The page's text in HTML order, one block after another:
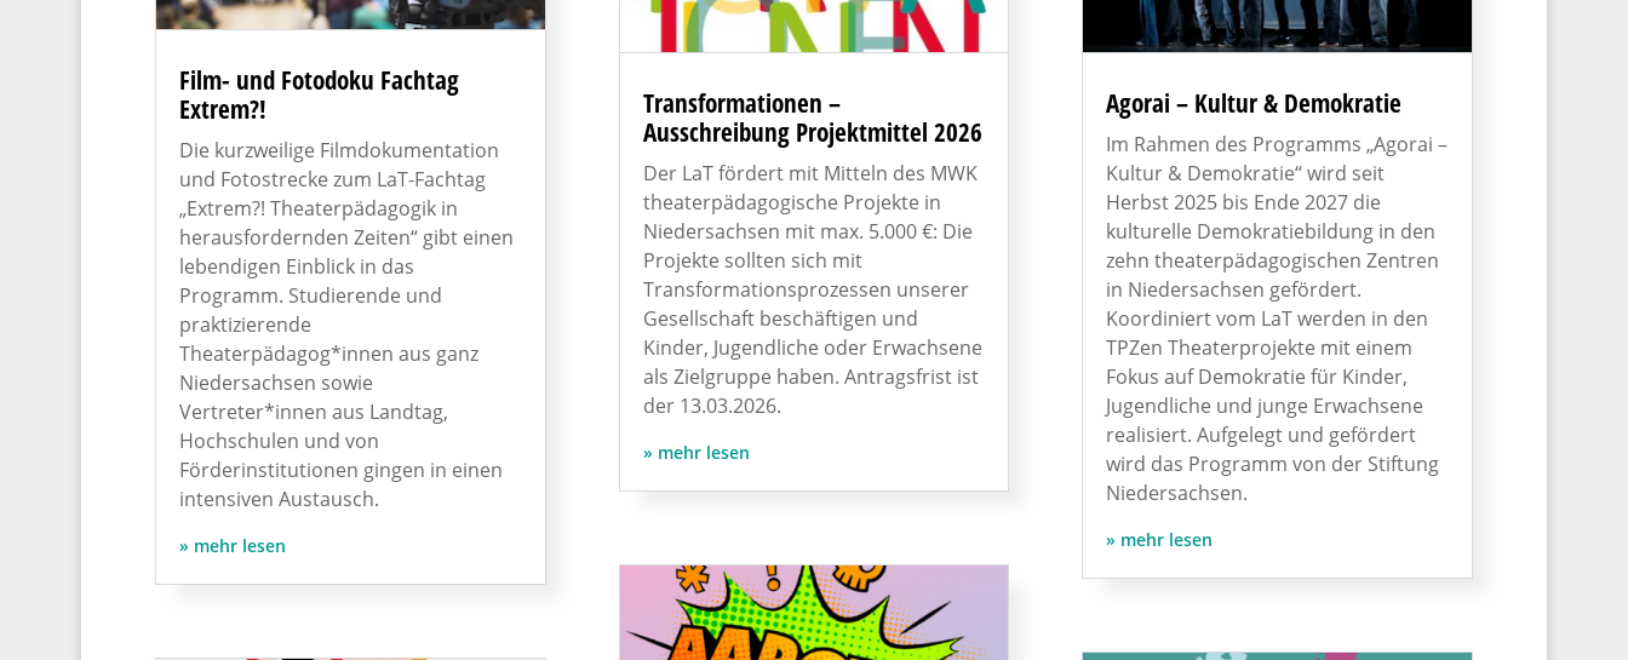
Film- und Fotodoku Fachtag
Extrem?!
Die kurzweilige Filmdokumentation
und Fotostrecke zum LaT-Fachtag
„Extrem?! Theaterpädagogik in
herausfordernden Zeiten“ gibt einen
lebendigen Einblick in das
Programm. Studierende und
praktizierende
Theaterpädagog*innen aus ganz
Niedersachsen sowie
Vertreter*innen aus Landtag,
Hochschulen und von
Förderinstitutionen gingen in einen
intensiven Austausch.
mehr lesen
Transformationen –
Ausschreibung Projektmittel 2026
Der LaT fördert mit Mitteln des MWK
theaterpädagogische Projekte in
Niedersachsen mit max. 5.000 €: Die
Projekte sollten sich mit
Transformationsprozessen unserer
Gesellschaft beschäftigen und
Kinder, Jugendliche oder Erwachsene
als Zielgruppe haben. Antragsfrist ist
der 13.03.2026.
mehr lesen
Agorai – Kultur & Demokratie
Im Rahmen des Programms „Agorai –
Kultur & Demokratie“ wird seit
Herbst 2025 bis Ende 2027 die
kulturelle Demokratiebildung in den
zehn theaterpädagogischen Zentren
in Niedersachsen gefördert.
Koordiniert vom LaT werden in den
TPZen Theaterprojekte mit einem
Fokus auf Demokratie für Kinder,
Jugendliche und junge Erwachsene
realisiert. Aufgelegt und gefördert
wird das Programm von der Stiftung
Niedersachsen.
mehr lesen